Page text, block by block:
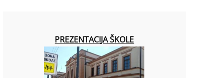
PREZENTACIJA ŠKOLE